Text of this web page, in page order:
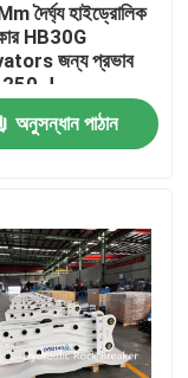
দৈর্ঘ্য হাইড্রোলিক
HB30G
জন্য প্রভাব
J
অনুসন্ধান পাঠান